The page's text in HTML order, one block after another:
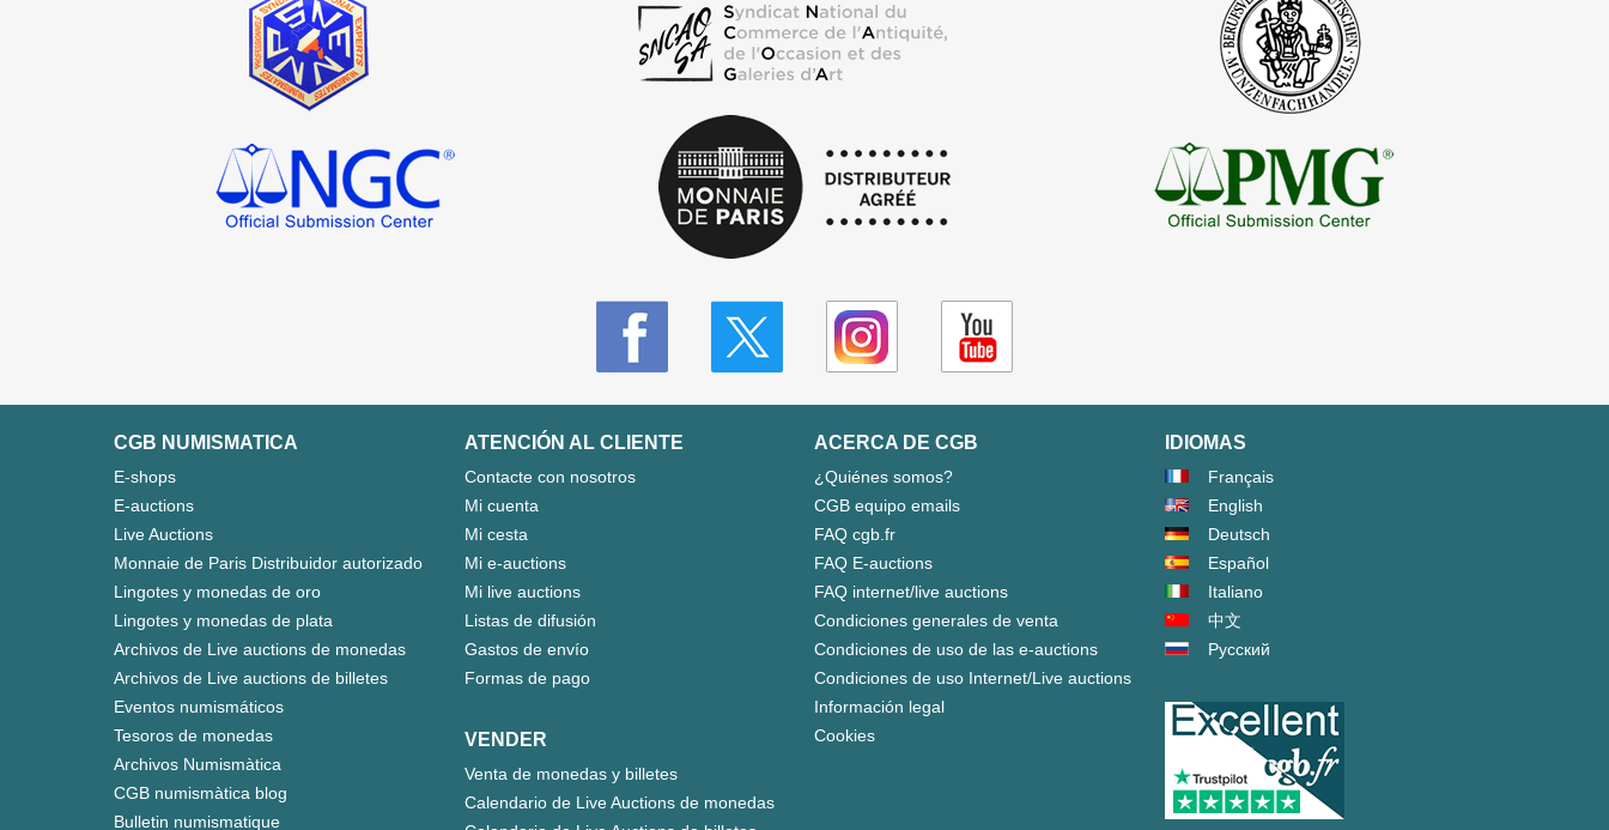
CGB NUMISMATICA
E-shops
E-auctions
Live Auctions
Monnaie de Paris Distribuidor autorizado
Lingotes y monedas de oro
Lingotes y monedas de plata
Archivos de Live auctions de monedas
Archivos de Live auctions de billetes
Eventos numismáticos
Tesoros de monedas
Archivos Numismàtica
CGB numismàtica blog
Bulletin numismatique
ATENCIÓN AL CLIENTE
Contacte con nosotros
Mi cuenta
Mi cesta
Mi e-auctions
Mi live auctions
Listas de difusión
Gastos de envío
Formas de pago
VENDER
Venta de monedas y billetes
Calendario de Live Auctions de monedas
ACERCA DE CGB
¿Quiénes somos?
CGB equipo emails
FAQ cgb.fr
FAQ E-auctions
FAQ internet/live auctions
Condiciones generales de venta
Condiciones de uso de las e-auctions
Condiciones de uso Internet/Live auctions
Información legal
Cookies
IDIOMAS
Français
English
Deutsch
Español
Italiano
中文
Русский